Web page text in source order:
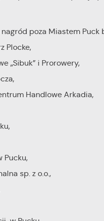
poza Miastem Puck
Plocke,
„Sibuk” i Prorowery,
Handlowe Arkadia,
Pucku,
sp. z o.o.,